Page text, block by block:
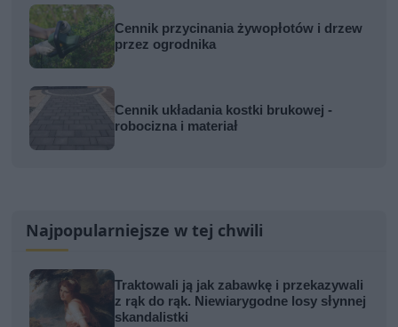
Cennik przycinania żywopłotów i drzew
przez ogrodnika
Cennik układania kostki brukowej -
robocizna i materiał
Najpopularniejsze w tej chwili
Traktowali ją jak zabawkę i przekazywali
z rąk do rąk. Niewiarygodne losy słynnej
skandalistki